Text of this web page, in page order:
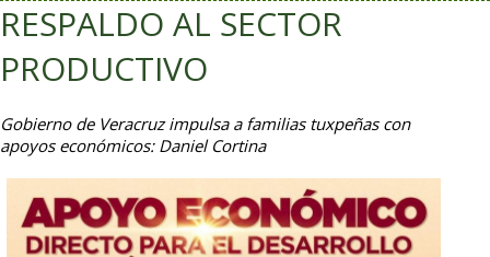
RESPALDO AL SECTOR
PRODUCTIVO
Gobierno de Veracruz impulsa a familias tuxpeñas con
apoyos económicos: Daniel Cortina